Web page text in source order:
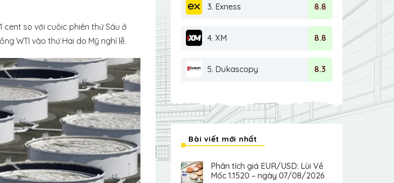
so với cuôic phiên thứ Sáu ở
WTI vào thứ Hai do Mỹ nghỉ lễ.
3. Exness 8.8
4. XM 8.8
5. Dukascopy 8.3
Bài viết mới nhất
Phân tích giá EUR/USD: Lùi Về
Mốc 1.1520 – ngày 07/08/2026